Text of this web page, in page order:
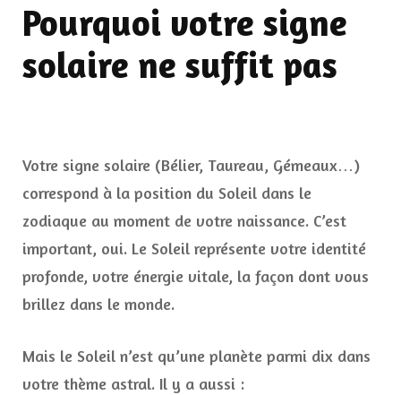
Pourquoi votre signe
solaire ne suffit pas
Votre signe solaire (Bélier, Taureau, Gémeaux…)
correspond à la position du Soleil dans le
zodiaque au moment de votre naissance. C’est
important, oui. Le Soleil représente votre identité
profonde, votre énergie vitale, la façon dont vous
brillez dans le monde.
Mais le Soleil n’est qu’une planète parmi dix dans
votre thème astral. Il y a aussi :